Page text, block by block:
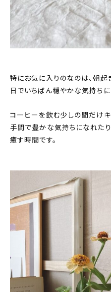
特にお気に入りのなのは、朝起
日でいちばん穏やかな気持ちに
コーヒーを飲む少しの間だけキ
手間で豊かな気持ちになれた
癒す時間です。